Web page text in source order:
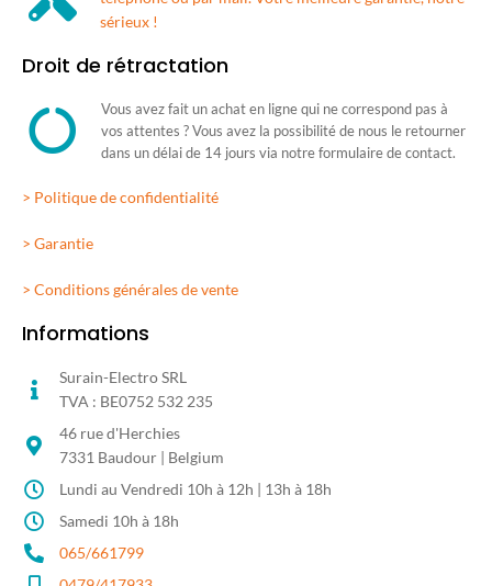
sérieux !
Droit de rétractation
Vous avez fait un achat en ligne qui ne correspond pas à
vos attentes ? Vous avez la possibilité de nous le retourner
dans un délai de 14 jours via notre formulaire de contact.
> Politique de confidentialité
> Garantie
> Conditions générales de vente
Informations
Surain-Electro SRL
TVA : BE0752 532 235
46 rue d'Herchies
7331 Baudour | Belgium
Lundi au Vendredi 10h à 12h | 13h à 18h
Samedi 10h à 18h
065/661799